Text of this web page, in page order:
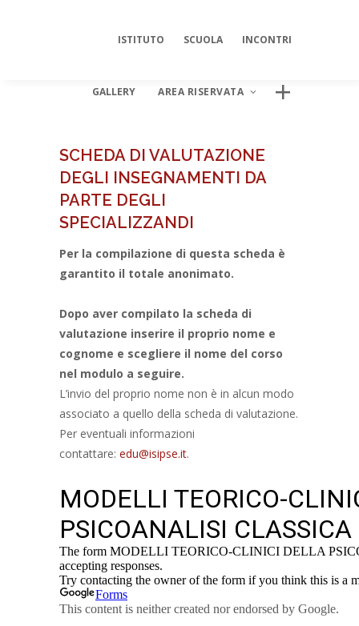
ISTITUTO SCUOLA INCONTRI
GALLERY AREA RISERVATA
AREA DIGITALE ISIPSÉ
SCHEDA DI VALUTAZIONE
DEGLI INSEGNAMENTI DA
PARTE DEGLI
SPECIALIZZANDI
Per la compilazione di questa scheda è
garantito il totale anonimato.
Dopo aver compilato la scheda di
valutazione inserire il proprio nome e
cognome e scegliere il nome del corso
nel modulo a seguire.
L’invio del proprio nome non è in alcun modo
associato a quello della scheda di valutazione.
Per eventuali informazioni
contattare: edu@isipse.it.